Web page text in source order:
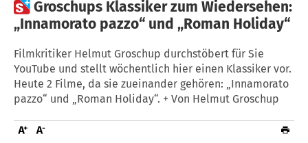
Groschups Klassiker zum Wiedersehen:
„Innamorato pazzo“ und „Roman Holiday“
Filmkritiker Helmut Groschup durchstöbert für Sie
YouTube und stellt wöchentlich hier einen Klassiker vor.
Heute 2 Filme, da sie zueinander gehören: „Innamorato
pazzo“ und „Roman Holiday“. + Von Helmut Groschup